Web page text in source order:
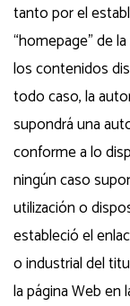
tanto por el
“homepage” de
los contenidos
todo caso, la
supondrá una
conforme a lo
ningún caso
utilización o
estableció el
o industrial del
la página Web en